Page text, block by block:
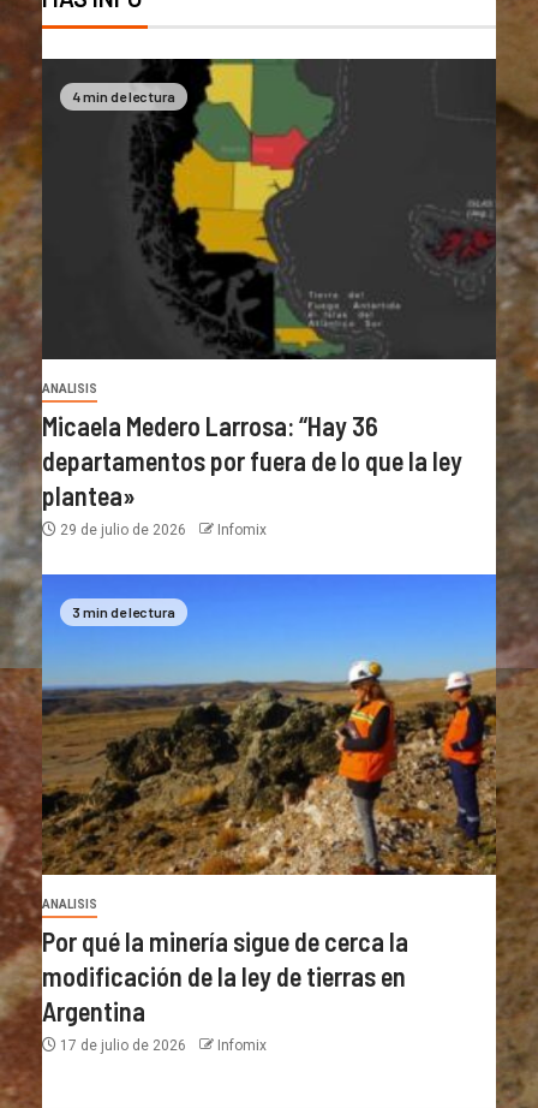
4 min de lectura
ANALISIS
Micaela Medero Larrosa: “Hay 36
departamentos por fuera de lo que la ley
plantea»
29 de julio de 2026 Infomix
3 min de lectura
ANALISIS
Por qué la minería sigue de cerca la
modificación de la ley de tierras en
Argentina
17 de julio de 2026 Infomix